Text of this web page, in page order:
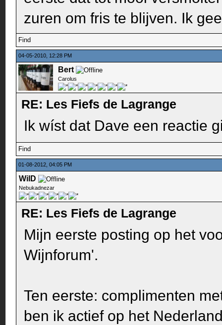
zuren om fris te blijven. Ik
Find
04-05-2010, 12:28 PM
Bert
Carolus
RE: Les Fiefs de Lagrange
Ik wíst dat Dave een reactie
Find
01-08-2012, 04:05 PM
WilD
Nebukadnezar
RE: Les Fiefs de Lagrange
Mijn eerste posting op het
Wijnforum'.
Ten eerste: complimenten
ben ik actief op het